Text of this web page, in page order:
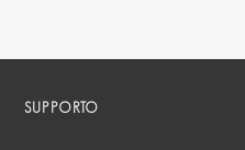
SUPPORTO